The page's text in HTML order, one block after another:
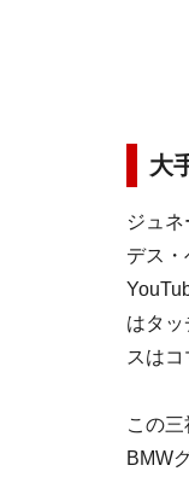
大
ジュ
デス・
はタ
スはコ
この
BMW